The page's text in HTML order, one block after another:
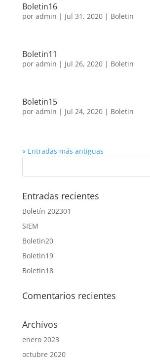
Boletin16
por admin | Jul 31, 2020| Boletin
Boletin11
por admin | Jul 26, 2020| Boletin
Boletin15
por admin | Jul 24, 2020| Boletin
« Entradas más antiguas
Entradas recientes
Boletín 202301
SIEM
Boletin20
Boletin19
Boletin18
Comentarios recientes
Archivos
enero 2023
octubre 2020